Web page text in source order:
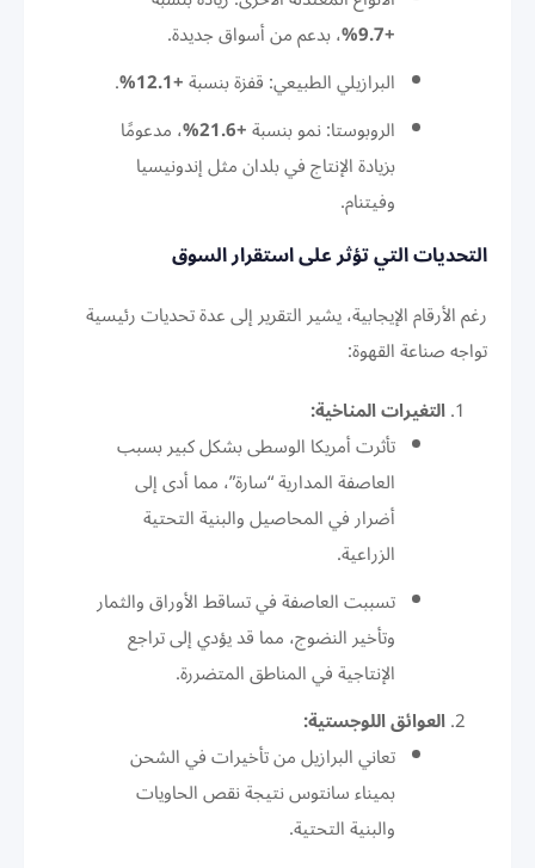
+9.7%
، بدعم من أسواق جديدة.
البرازيلي الطبيعي: قفزة بنسبة+12.1%
.
الروبوستا: نمو بنسبة+21.6%
، مدعومًا
بزيادة الإنتاج في بلدان مثل إندونيسيا
وفيتنام.
التحديات التي تؤثر على استقرار السوق
رغم الأرقام الإيجابية، يشير التقرير إلى عدة تحديات رئيسية
تواجه صناعة القهوة:
التغيرات المناخية:
تأثرت أمريكا الوسطى بشكل كبير بسبب
العاصفة المدارية “سارة”، مما أدى إلى
أضرار في المحاصيل والبنية التحتية
الزراعية.
تسببت العاصفة في تساقط الأوراق والثمار
وتأخير النضوج، مما قد يؤدي إلى تراجع
الإنتاجية في المناطق المتضررة.
العوائق اللوجستية:
تعاني البرازيل من تأخيرات في الشحن
بميناء سانتوس نتيجة نقص الحاويات
والبنية التحتية.